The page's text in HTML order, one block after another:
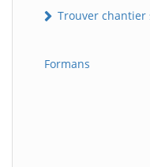
Trouver chantier
Formans